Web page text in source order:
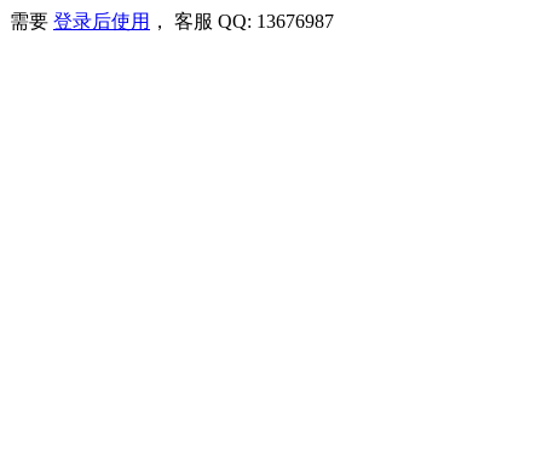
需要 登录后使用 ， 客服 QQ: 13676987